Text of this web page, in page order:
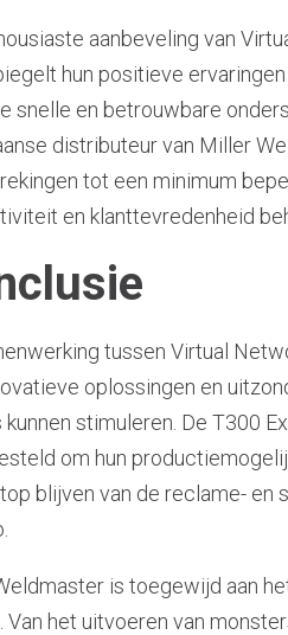
aanbeveling van
hun positieve
snelle en betrouwbare
distributeur van Miller
tot een minimum
en klanttevredenheid
tussen Virtual
oplossingen en
stimuleren. De T300
om hun
blijven van de reclame- en
is toegewijd aan
Van het uitvoeren van